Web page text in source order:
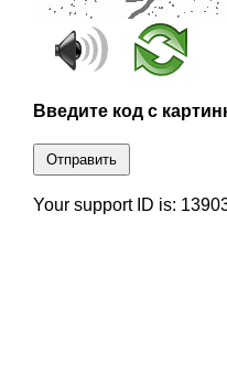
Введите код с
Отправить
Your support ID is: